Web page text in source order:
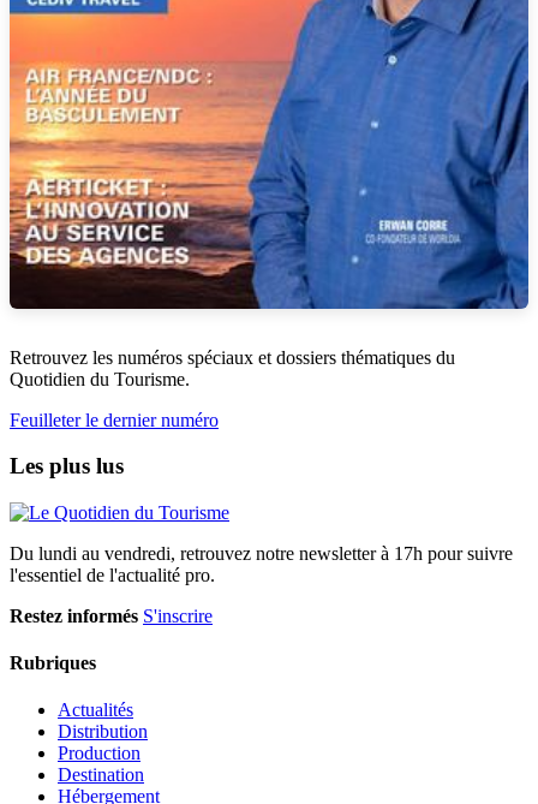
Retrouvez les numéros spéciaux et dossiers thématiques du
Quotidien du Tourisme.
Feuilleter le dernier numéro
Les plus lus
Du lundi au vendredi, retrouvez notre newsletter à 17h pour suivre
l'essentiel de l'actualité pro.
Restez informés S'inscrire
Rubriques
Actualités
Distribution
Production
Destination
Hébergement